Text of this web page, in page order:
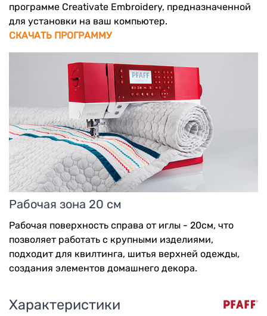
программе Creativate Embroidery, предназначенной
для установки на ваш компьютер.
СКАЧАТЬ ПРОГРАММУ
Рабочая зона 20 см
Рабочая поверхность справа от иглы - 20см, что
позволяет работать с крупными изделиями,
подходит для квилтинга, шитья верхней одежды,
создания элементов домашнего декора.
Характеристики